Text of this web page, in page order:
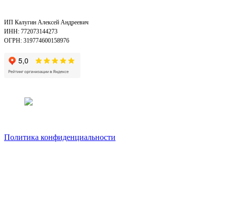
ИП Калугин Алексей Андреевич
ИНН: 772073144273
ОГРН: 319774600158976
Политика конфиденциальности